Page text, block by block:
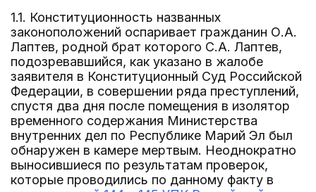
1.1. Конституционность названных
законоположений оспаривает гражданин О.А.
Лаптев, родной брат которого С.А. Лаптев,
подозревавшийся, как указано в жалобе
заявителя в Конституционный Суд Российской
Федерации, в совершении ряда преступлений,
спустя два дня после помещения в изолятор
временного содержания Министерства
внутренних дел по Республике Марий Эл был
обнаружен в камере мертвым. Неоднократно
выносившиеся по результатам проверок,
которые проводились по данному факту в